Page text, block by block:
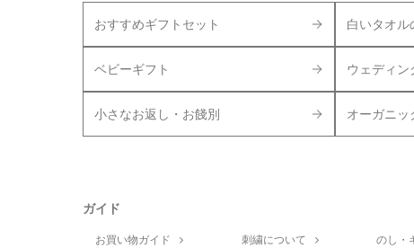
おすすめギフトセット 白いタオル
ベビーギフト ウェディン
小さなお返し・お餞別 オーガニッ
ガイド
お買い物ガイド 刺繍について のし・